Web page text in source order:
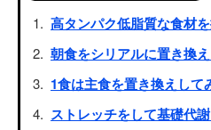
高タンパク低脂質な食材
朝食をシリアルに置き換
1食は主食を置き換えして
ストレッチをして基礎代